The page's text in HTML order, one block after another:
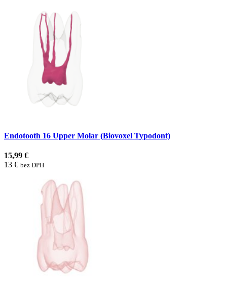
Endotooth 16 Upper Molar (Biovoxel Typodont)
15,99 €
13 € bez DPH